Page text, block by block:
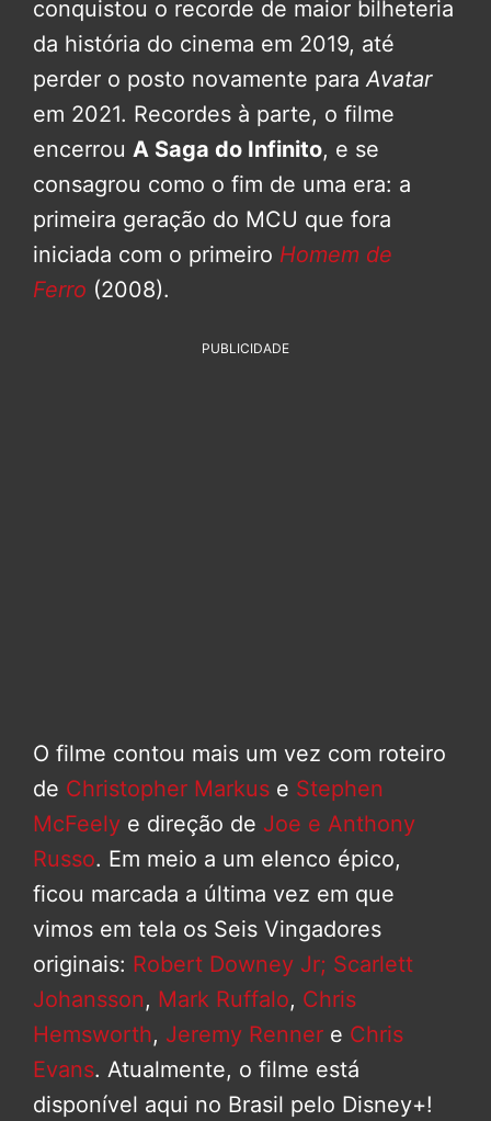
conquistou o recorde de maior bilheteria
da história do cinema em 2019, até
perder o posto novamente paraAvatar
em 2021. Recordes à parte, o filme
encerrou A Saga do Infinito, e se
consagrou como o fim de uma era: a
primeira geração do MCU que fora
iniciada com o primeiro Homem de
Ferro (2008).
PUBLICIDADE
O filme contou mais um vez com roteiro
de Christopher Markus e Stephen
McFeely e direção de Joe e Anthony
Russo. Em meio a um elenco épico,
ficou marcada a última vez em que
vimos em tela os Seis Vingadores
originais: Robert Downey Jr; Scarlett
Johansson, Mark Ruffalo, Chris
Hemsworth, Jeremy Renner e Chris
Evans. Atualmente, o filme está
disponível aqui no Brasil pelo Disney+!